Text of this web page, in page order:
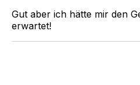
Gut aber ich hätte mir den
erwartet!